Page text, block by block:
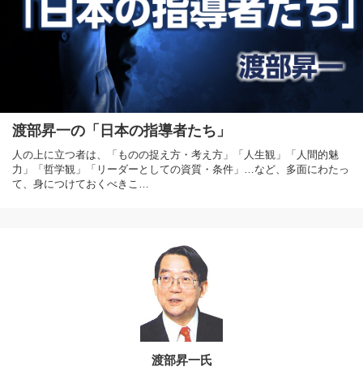
渡部昇一の「日本の指導者たち」
人の上に立つ者は、「ものの捉え方・考え方」「人生観」「人間的魅
力」「哲学観」「リーダーとしての資質・条件」…など、多面にわたっ
て、身につけておくべきこ…
渡部昇一氏